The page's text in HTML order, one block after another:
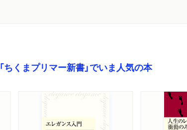
「ちくまプリマー新書」でいま人気の本